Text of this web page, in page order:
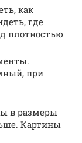
как
где
плотностью
при
в размеры
Картины